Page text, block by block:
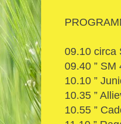
09.10 circa
09.40 ”
10.10 ”
10.35 ”
10.55 ”